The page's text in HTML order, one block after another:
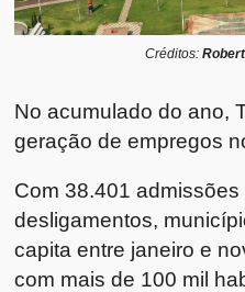
Créditos:
No acumulado do ano,
geração de empregos
Com 38.401 admissões
desligamentos,
capita entre janeiro e
com mais de 100 mil